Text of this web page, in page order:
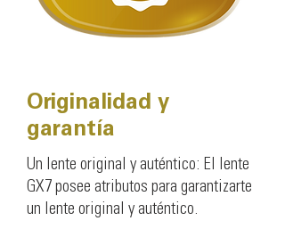
Originalidad y
garantía
Un lente original y auténtico: El lente
GX7 posee atributos para garantizarte
un lente original y auténtico.